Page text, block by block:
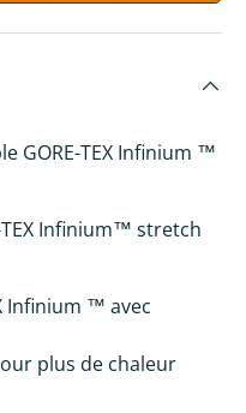
GORE-TEX Infinium ™
Infinium™ stretch
Infinium ™ avec
plus de chaleur